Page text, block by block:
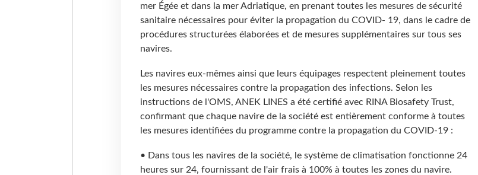
mer Égée et dans la mer Adriatique, en prenant toutes les mesures de sécurité
sanitaire nécessaires pour éviter la propagation du COVID- 19, dans le cadre de
procédures structurées élaborées et de mesures supplémentaires sur tous ses
navires.
Les navires eux-mêmes ainsi que leurs équipages respectent pleinement toutes
les mesures nécessaires contre la propagation des infections. Selon les
instructions de l'OMS, ANEK LINES a été certifié avec RINA Biosafety Trust,
confirmant que chaque navire de la société est entièrement conforme à toutes
les mesures identifiées du programme contre la propagation du COVID-19 :
• Dans tous les navires de la société, le système de climatisation fonctionne 24
heures sur 24, fournissant de l'air frais à 100% à toutes les zones du navire.